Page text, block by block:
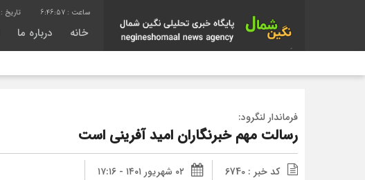
6:46:57 تاریخ :
خانه درباره ما
فرماندار لنگرود:
رسالت مهم خبرنگاران امید آفرینی است
کد خبر : 6740 ۰۲ شهریور ۱۴۰۱ - ۱۷:۱۶